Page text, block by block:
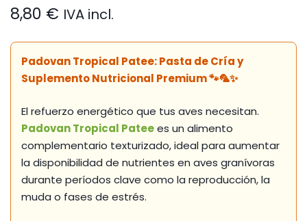
8,80 € IVA incl.
Padovan Tropical Patee: Pasta de Cría y
Suplemento Nutricional Premium 🐾🦜✨
El refuerzo energético que tus aves necesitan.
Padovan Tropical Pateees un alimento
complementario texturizado, ideal para aumentar
la disponibilidad de nutrientes en aves granívoras
durante períodos clave como la reproducción, la
muda o fases de estrés.